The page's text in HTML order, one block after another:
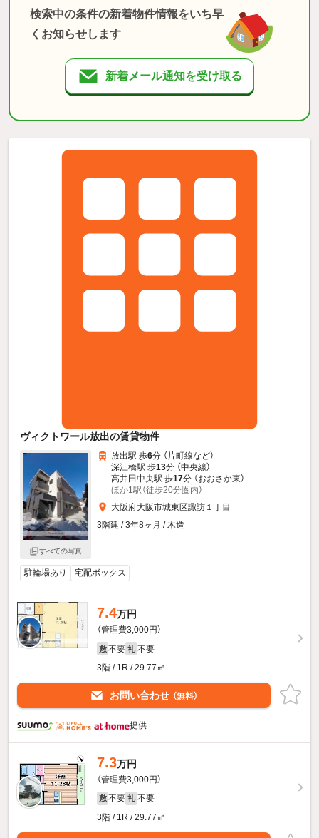
検索中の条件の新着物件情報をいち早
くお知らせします
新着メール通知を受け取る
ヴィクトワール放出の賃貸物件
すべての写真
放出駅 歩6分 （片町線など）
深江橋駅 歩13分 （中央線）
高井田中央駅 歩17分 （おおさか東）
ほか1駅（徒歩20分圏内）
大阪府大阪市城東区諏訪１丁目
3階建 / 3年8ヶ月 / 木造
駐輪場あり 宅配ボックス
7.4万円
（管理費3,000円）
敷 不要 礼 不要
3階 / 1R / 29.77㎡
お問い合わせ （無料）
提供
7.3万円
（管理費3,000円）
敷 不要 礼 不要
3階 / 1R / 29.77㎡